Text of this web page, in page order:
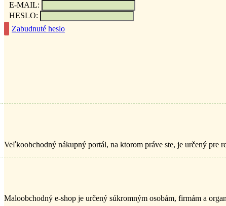
E-MAIL:
HESLO:
Zabudnuté heslo
Veľkoobchodný nákupný portál, na ktorom práve ste, je určený pre
Maloobchodný e-shop je určený súkromným osobám, firmám a